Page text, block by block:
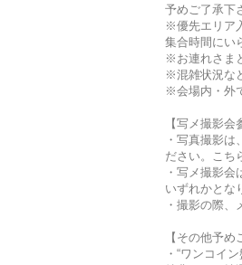
予めご了承下
※優先エリア
集合時間にい
※お連れさま
※混雑状況な
※会場内・外
【写メ撮影会
・写真撮影
ださい。こち
・写メ撮影会
いずれかとな
・撮影の際、
【その他予め
・“ワンコイ